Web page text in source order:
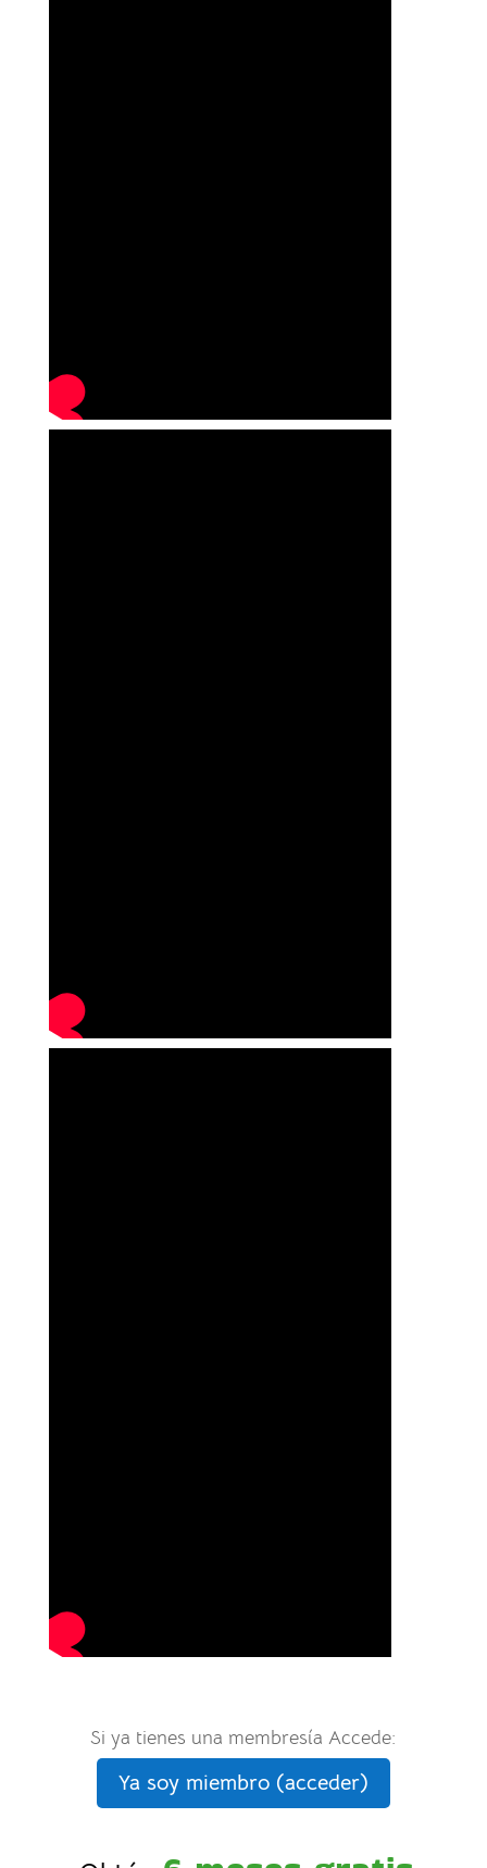
Si ya tienes una membresía Accede:
Ya soy miembro (acceder)